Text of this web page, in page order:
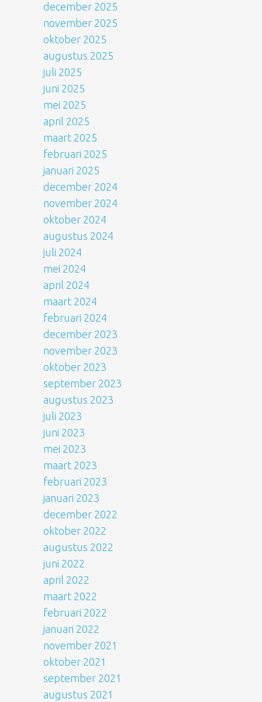
december 2025
november 2025
oktober 2025
augustus 2025
juli 2025
juni 2025
mei 2025
april 2025
maart 2025
februari 2025
januari 2025
december 2024
november 2024
oktober 2024
augustus 2024
juli 2024
mei 2024
april 2024
maart 2024
februari 2024
december 2023
november 2023
oktober 2023
september 2023
augustus 2023
juli 2023
juni 2023
mei 2023
maart 2023
februari 2023
januari 2023
december 2022
oktober 2022
augustus 2022
juni 2022
april 2022
maart 2022
februari 2022
januari 2022
november 2021
oktober 2021
september 2021
augustus 2021